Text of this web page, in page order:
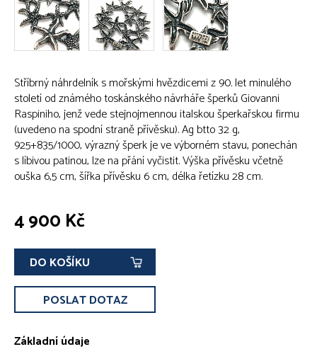
Stříbrný náhrdelník s mořskými hvězdicemi z 90. let minulého
století od známého toskánského návrháře šperků Giovanni
Raspiniho, jenž vede stejnojmennou italskou šperkařskou firmu
(uvedeno na spodní straně přívěsku). Ag btto 32 g,
925+835/1000, výrazný šperk je ve výborném stavu, ponechán
s líbivou patinou, lze na přání vyčistit. Výška přívěsku včetně
ouška 6,5 cm, šířka přívěsku 6 cm, délka řetízku 28 cm.
4 900 Kč
DO KOŠÍKU
POSLAT DOTAZ
Základní údaje